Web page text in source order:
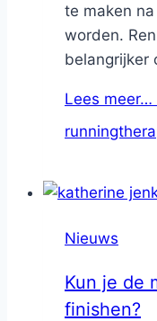
te maken
worden.
belangrijker
Lees meer…
Nieuws
Kun je de
finishen?